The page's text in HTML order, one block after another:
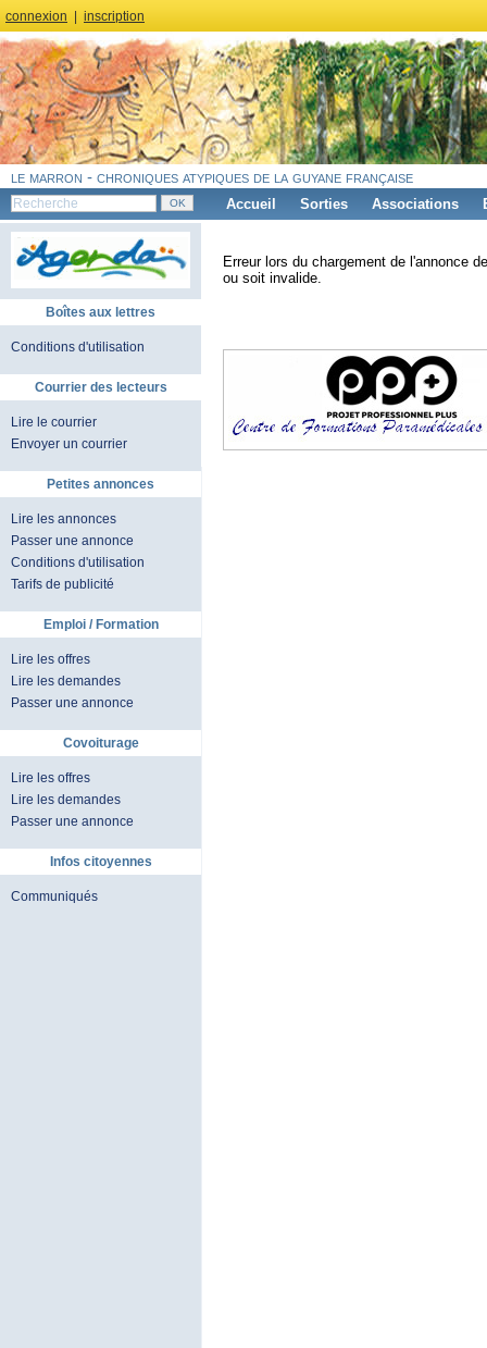
connexion inscription
le marron - chroniques atypiques de la guyane française
Accueil Sorties Associations
Boîtes aux lettres
Conditions d'utilisation
Courrier des lecteurs
Lire le courrier
Envoyer un courrier
Petites annonces
Lire les annonces
Passer une annonce
Conditions d'utilisation
Tarifs de publicité
Emploi / Formation
Lire les offres
Lire les demandes
Passer une annonce
Covoiturage
Lire les offres
Lire les demandes
Passer une annonce
Infos citoyennes
Communiqués
Erreur lors du chargement de l'annonce
ou soit invalide.